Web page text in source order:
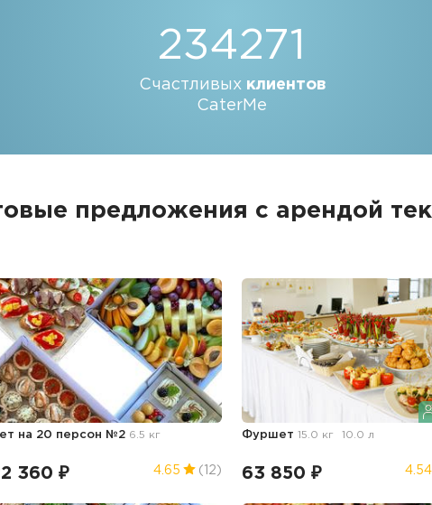
234271
Счастливых клиентов
CaterMe
предложения с арендой
на 20 персон №2 6.5 кг
360 ₽ 4.65 (12)
Фуршет15.0 кг 10.0 л
63 850 ₽ 4.54